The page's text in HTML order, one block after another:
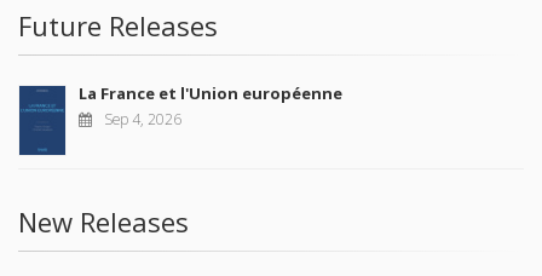
Future Releases
La France et l'Union européenne
Sep 4, 2026
New Releases